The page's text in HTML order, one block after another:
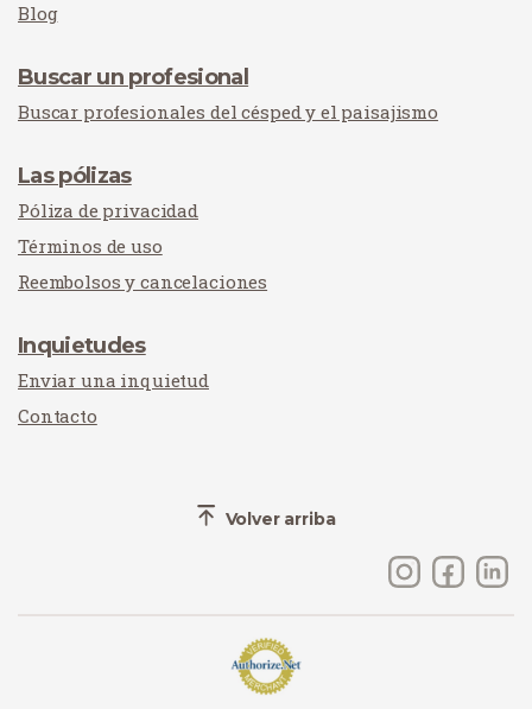
Blog
Buscar un profesional
Buscar profesionales del césped y el paisajismo
Las pólizas
Póliza de privacidad
Términos de uso
Reembolsos y cancelaciones
Inquietudes
Enviar una inquietud
Contacto
Volver arriba